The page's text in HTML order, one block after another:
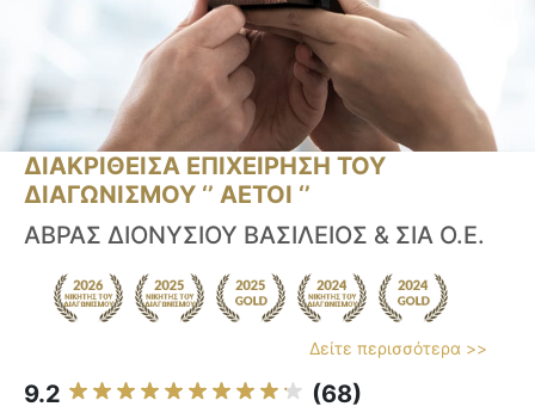
ΔΙΑΚΡΙΘΕΙΣΑ ΕΠΙΧΕΙΡΗΣΗ ΤΟΥ
ΔΙΑΓΩΝΙΣΜΟΥ ‘’ ΑΕΤΟΙ ‘’
ΑΒΡΑΣ ΔΙΟΝΥΣΙΟΥ ΒΑΣΙΛΕΙΟΣ & ΣΙΑ Ο.Ε.
Δείτε περισσότερα >>
9.2 (68)